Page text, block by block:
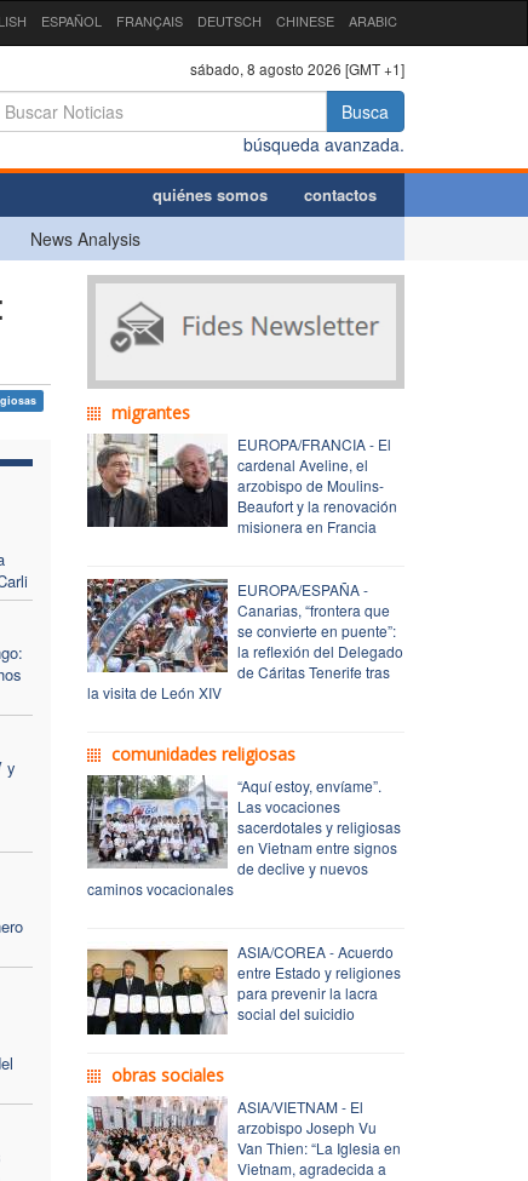
ESPAÑOL FRANÇAIS DEUTSCH CHINESE ARABIC
sábado, 8 agosto 2026 [GMT +1]
Busca
búsqueda avanzada.
quiénes somos contactos
News Analysis
y
migrantes
EUROPA/FRANCIA - El
cardenal Aveline, el
arzobispo de Moulins-
Beaufort y la renovación
misionera en Francia
EUROPA/ESPAÑA -
Canarias, “frontera que
se convierte en puente”:
la reflexión del Delegado
de Cáritas Tenerife tras
la visita de León XIV
comunidades religiosas
“Aquí estoy, envíame”.
Las vocaciones
sacerdotales y religiosas
en Vietnam entre signos
de declive y nuevos
caminos vocacionales
ASIA/COREA - Acuerdo
entre Estado y religiones
para prevenir la lacra
social del suicidio
obras sociales
ASIA/VIETNAM - El
arzobispo Joseph Vu
Van Thien: “La Iglesia en
Vietnam, agradecida a